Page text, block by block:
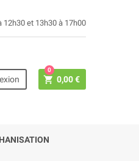
12h30 et 13h30 à 17h00
shopping_cart 0,00 €
0